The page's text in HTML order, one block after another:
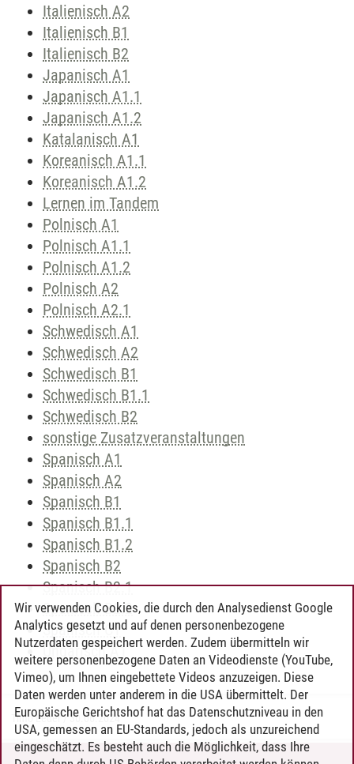
Italienisch A2
Italienisch B1
Italienisch B2
Japanisch A1
Japanisch A1.1
Japanisch A1.2
Katalanisch A1
Koreanisch A1.1
Koreanisch A1.2
Lernen im Tandem
Polnisch A1
Polnisch A1.1
Polnisch A1.2
Polnisch A2
Polnisch A2.1
Schwedisch A1
Schwedisch A2
Schwedisch B1
Schwedisch B1.1
Schwedisch B2
sonstige Zusatzveranstaltungen
Spanisch A1
Spanisch A2
Spanisch B1
Spanisch B1.1
Spanisch B1.2
Spanisch B2
Spanisch B2.1
Spanisch B2.2
Spanisch C1
Ungarisch A1
Timo Leder/30.06.2024
Wir verwenden Cookies, die durch den Analysedienst Google
Analytics gesetzt und auf denen personenbezogene
Nutzerdaten gespeichert werden. Zudem übermitteln wir
weitere personenbezogene Daten an Videodienste (YouTube,
Vimeo), um Ihnen eingebettete Videos anzuzeigen. Diese
Daten werden unter anderem in die USA übermittelt. Der
Europäische Gerichtshof hat das Datenschutzniveau in den
USA, gemessen an EU-Standards, jedoch als unzureichend
eingeschätzt. Es besteht auch die Möglichkeit, dass Ihre